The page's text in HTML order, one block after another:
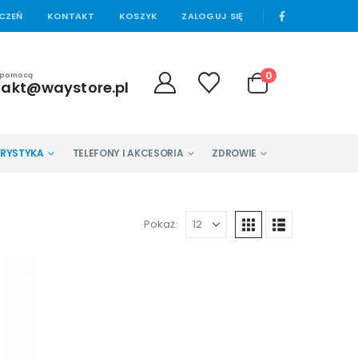
KONTAKT KOSZYK ZALOGUJ SIĘ |
pomocą 0
TELEFONY I AKCESORIA ZDROWIE
Pokaż: